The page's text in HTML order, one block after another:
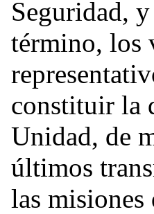
Seguridad,
término, los
constituir la
Unidad, de
últimos
las misiones